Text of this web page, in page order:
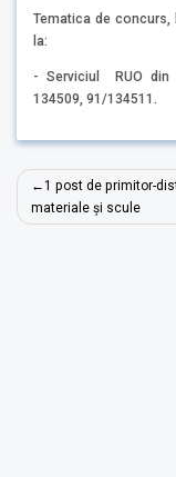
Tematica de
la:
- Serviciul RUO din
134509, 91/134511.
Navigare
în
1 post de primitor-
materiale şi scule